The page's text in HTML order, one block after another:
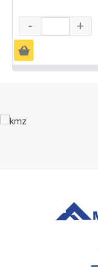
- +
Ä